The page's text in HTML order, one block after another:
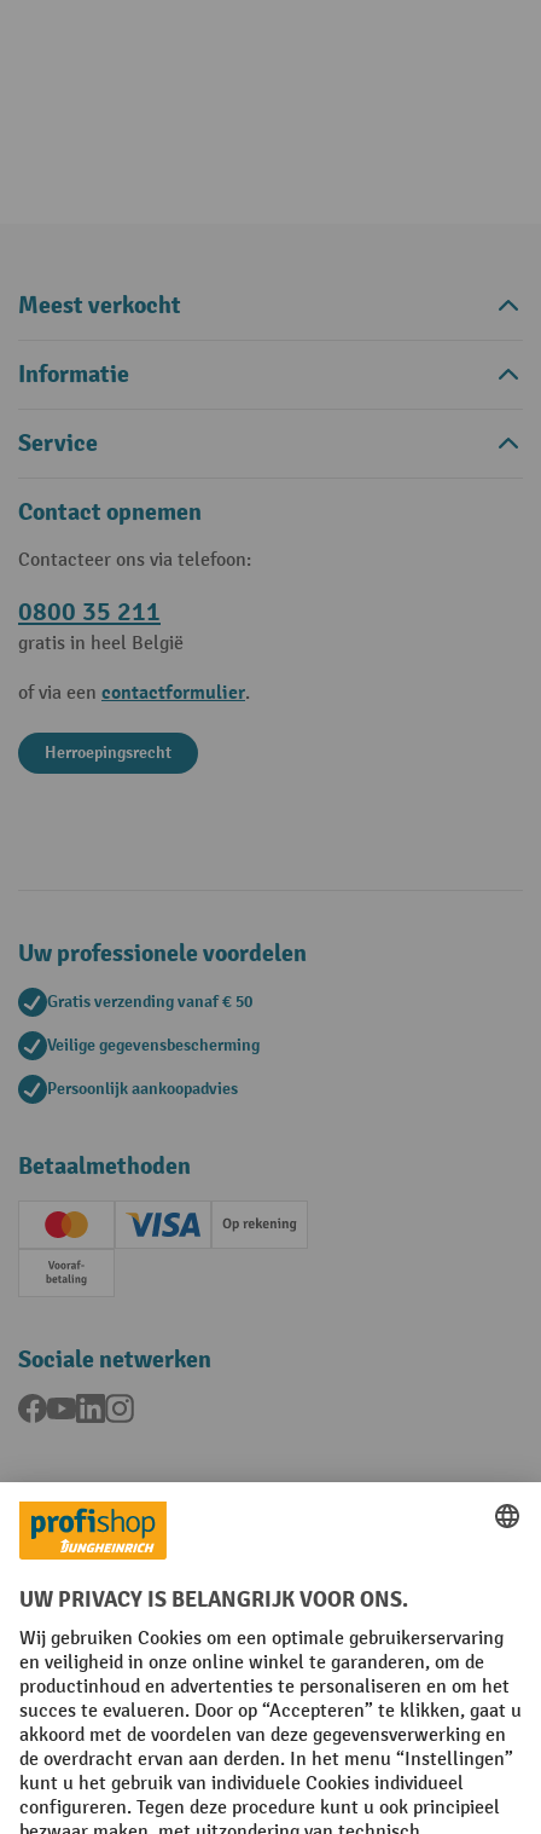
Meest verkocht
Informatie
Service
Contact opnemen
Contacteer ons via telefoon:
0800 35 211
gratis in heel België
of via een contactformulier.
Herroepingsrecht
Uw professionele voordelen
Gratis verzending vanaf € 50
Veilige gegevensbescherming
Persoonlijk aankoopadvies
Betaalmethoden
Creditcard (Master)Creditcard (Visa)Op rekening
Vooruitbetaling
Sociale netwerken
Facebook
YouTubeLinkedInInstagram
Talen
FR NL
Algemene verkoopvoorwaarden Copyright
Privacyverklaring Privacy-instellingen
All prices excl. VAT plusshipping costs and possible delivery charges,
if not stated otherwise.
¹ De korting is geldig tot en met de vermelde datum. Combinatie met